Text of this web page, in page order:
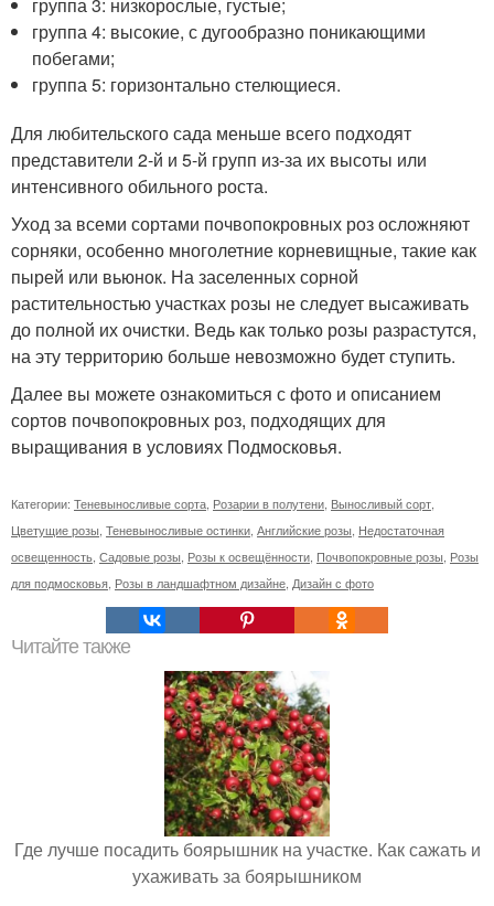
группа 4: высокие, с дугообразно поникающими
побегами;
группа 5: горизонтально стелющиеся.
Для любительского сада меньше всего подходят
представители 2-й и 5-й групп из-за их высоты или
интенсивного обильного роста.
Уход за всеми сортами почвопокровных роз осложняют
сорняки, особенно многолетние корневищные, такие как
пырей или вьюнок. На заселенных сорной
растительностью участках розы не следует высаживать
до полной их очистки. Ведь как только розы разрастутся,
на эту территорию больше невозможно будет ступить.
Далее вы можете ознакомиться с фото и описанием
сортов почвопокровных роз, подходящих для
выращивания в условиях Подмосковья.
Категории: Теневыносливые сорта Розарии в полутени Выносливый сорт
Цветущие розы Теневыносливые остинки Английские розы Недостаточная
освещенность Садовые розы Розы к освещённости Почвопокровные розы Розы
для подмосковья Розы в ландшафтном дизайне Дизайн с фото
Читайте также
Где лучше посадить боярышник на участке. Как сажать и
ухаживать за боярышником